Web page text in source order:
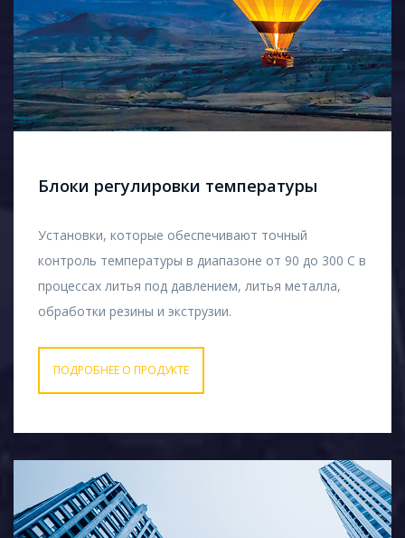
Блоки регулировки температуры
Установки, которые обеспечивают точный
контроль температуры в диапазоне от 90 до 300 С в
процессах литья под давлением, литья металла,
обработки резины и экструзии.
ПОДРОБНЕЕ О ПРОДУКТЕ